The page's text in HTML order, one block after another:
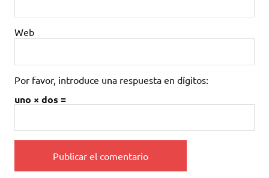
Web
Por favor, introduce una respuesta en dígitos:
uno × dos =